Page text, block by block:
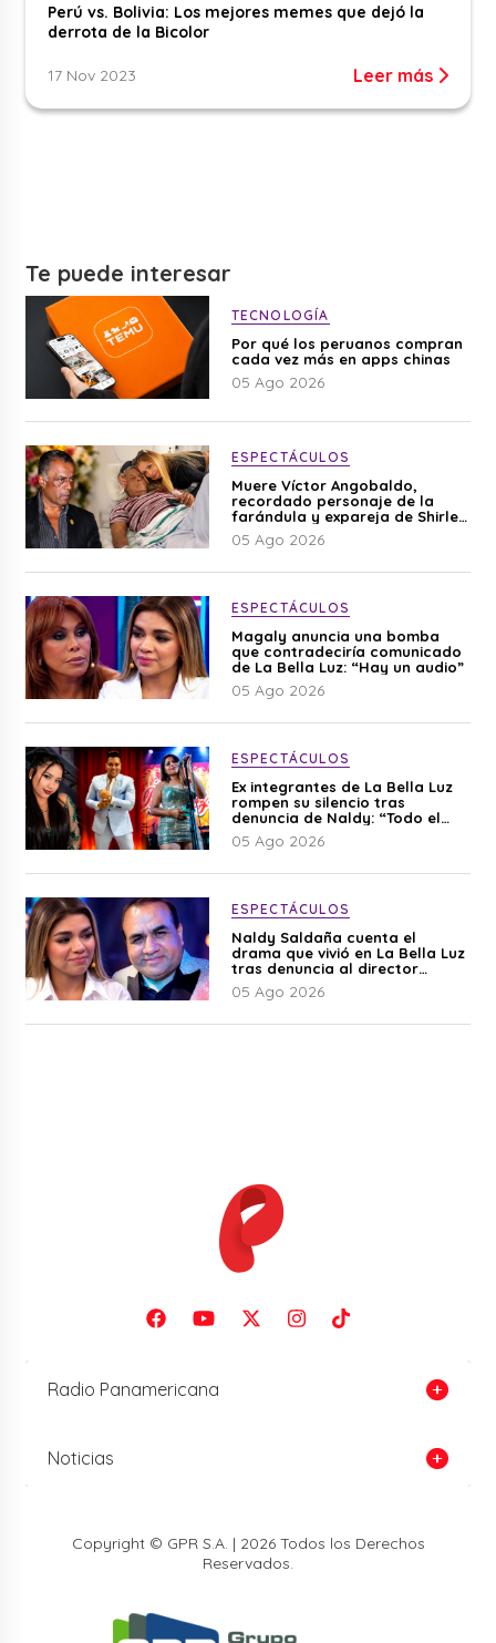
Perú vs. Bolivia: Los mejores memes que dejó la
derrota de la Bicolor
17 Nov 2023 Leer más
Te puede interesar
TECNOLOGÍA
Por qué los peruanos compran
cada vez más en apps chinas
05 Ago 2026
ESPECTÁCULOS
Muere Víctor Angobaldo,
recordado personaje de la
farándula y expareja de Shirley
Cherres
05 Ago 2026
ESPECTÁCULOS
Magaly anuncia una bomba
que contradeciría comunicado
de La Bella Luz: “Hay un audio”
05 Ago 2026
ESPECTÁCULOS
Ex integrantes de La Bella Luz
rompen su silencio tras
denuncia de Naldy: “Todo el
mundo lo sabía”
05 Ago 2026
ESPECTÁCULOS
Naldy Saldaña cuenta el
drama que vivió en La Bella Luz
tras denuncia al director
musical: “No me parece justo”
05 Ago 2026
Radio Panamericana
Noticias
Copyright © GPR S.A. | 2026 Todos los Derechos
Reservados.